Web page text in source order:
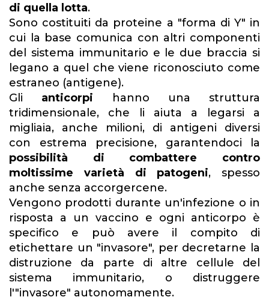
di quella lotta.
Sono costituiti da proteine a "forma di Y" in
cui la base comunica con altri componenti
del sistema immunitario e le due braccia si
legano a quel che viene riconosciuto come
estraneo (antigene).
Gli anticorpi hanno una struttura
tridimensionale, che li aiuta a legarsi a
migliaia, anche milioni, di antigeni diversi
con estrema precisione, garantendoci la
possibilità di combattere
contro
moltissime varietà di patogeni, spesso
anche senza accorgercene.
Vengono prodotti durante un'infezione o in
risposta a un vaccino e ogni anticorpo è
specifico e può avere il compito di
etichettare un "invasore", per decretarne la
distruzione da parte di altre cellule del
sistema immunitario, o distruggere
l'"invasore" autonomamente.